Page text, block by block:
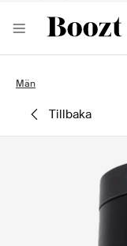
Män
tillbaka